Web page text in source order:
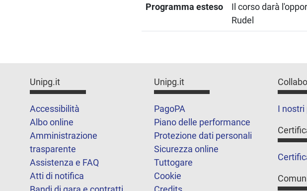
Programma esteso
Il corso darà
Rudel
Unipg.it
Accessibilità
Albo online
Amministrazione
trasparente
Assistenza e FAQ
Atti di notifica
Unipg.it
PagoPA
Piano delle performance
Protezione dati personali
Sicurezza online
Tuttogare
Cookie
I